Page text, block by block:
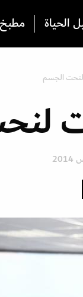
الحياة مطبخ
الجسم